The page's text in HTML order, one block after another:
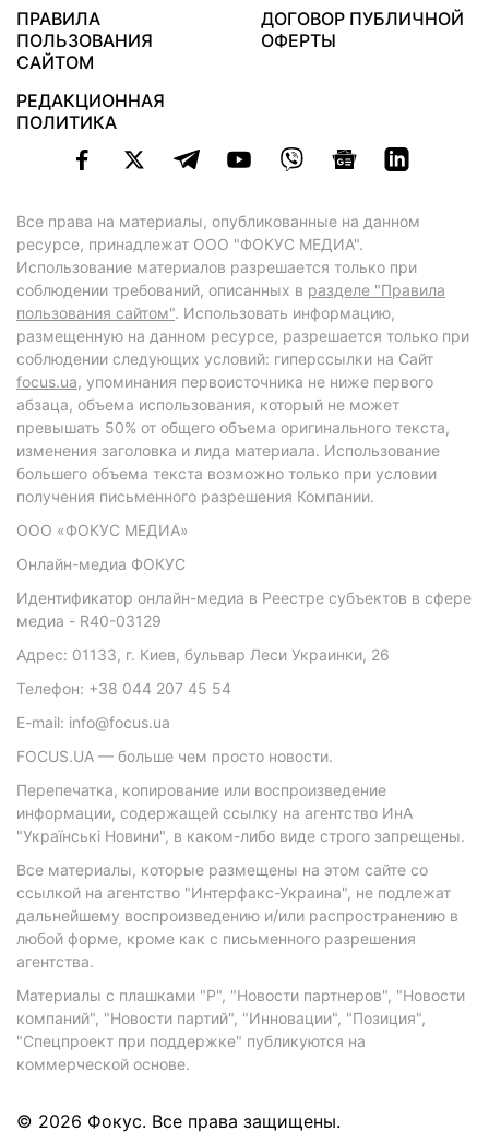
ПРАВИЛА
ПОЛЬЗОВАНИЯ
САЙТОМ
ДОГОВОР ПУБЛИЧНОЙ
ОФЕРТЫ
РЕДАКЦИОННАЯ
ПОЛИТИКА
Все права на материалы, опубликованные на данном
ресурсе, принадлежат ООО "ФОКУС МЕДИА".
Использование материалов разрешается только при
соблюдении требований, описанных в разделе "Правила
пользования сайтом". Использовать информацию,
размещенную на данном ресурсе, разрешается только при
соблюдении следующих условий: гиперссылки на Сайт
focus.ua, упоминания первоисточника не ниже первого
абзаца, объема использования, который не может
превышать 50% от общего объема оригинального текста,
изменения заголовка и лида материала. Использование
большего объема текста возможно только при условии
получения письменного разрешения Компании.
ООО «ФОКУС МЕДИА»
Онлайн-медиа ФОКУС
Идентификатор онлайн-медиа в Реестре субъектов в сфере
медиа - R40-03129
Адрес: 01133, г. Киев, бульвар Леси Украинки, 26
Телефон: +38 044 207 45 54
E-mail: info@focus.ua
FOCUS.UA — больше чем просто новости.
Перепечатка, копирование или воспроизведение
информации, содержащей ссылку на агентство ИнА
"Українські Новини", в каком-либо виде строго запрещены.
Все материалы, которые размещены на этом сайте со
ссылкой на агентство "Интерфакс-Украина", не подлежат
дальнейшему воспроизведению и/или распространению в
любой форме, кроме как с письменного разрешения
агентства.
Материалы с плашками "Р", "Новости партнеров", "Новости
компаний", "Новости партий", "Инновации", "Позиция",
"Спецпроект при поддержке" публикуются на
коммерческой основе.
© 2026 Фокус. Все права защищены.